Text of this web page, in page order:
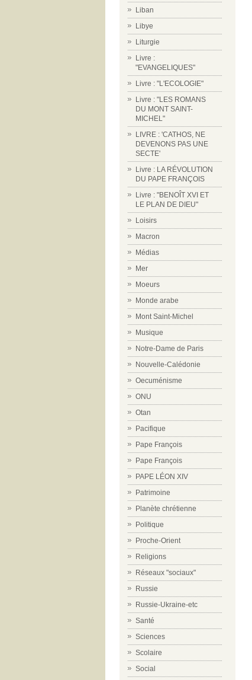
Liban
Libye
Liturgie
Livre :
"EVANGELIQUES"
Livre : "L'ECOLOGIE"
Livre : "LES ROMANS
DU MONT SAINT-
MICHEL"
LIVRE : 'CATHOS, NE
DEVENONS PAS UNE
SECTE'
Livre : LA RÉVOLUTION
DU PAPE FRANÇOIS
Livre : "BENOÎT XVI ET
LE PLAN DE DIEU"
Loisirs
Macron
Médias
Mer
Moeurs
Monde arabe
Mont Saint-Michel
Musique
Notre-Dame de Paris
Nouvelle-Calédonie
Oecuménisme
ONU
Otan
Pacifique
Pape François
Pape François
PAPE LÉON XIV
Patrimoine
Planète chrétienne
Politique
Proche-Orient
Religions
Réseaux "sociaux"
Russie
Russie-Ukraine-etc
Santé
Sciences
Scolaire
Social